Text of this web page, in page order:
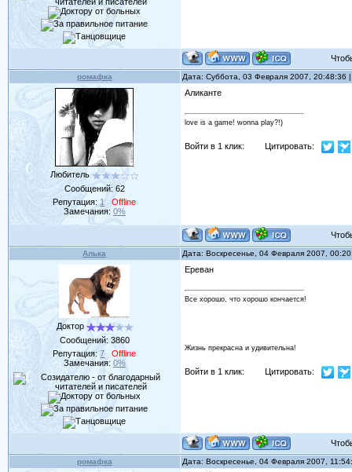
ромафка Дата: Суббота, 03 Февраля 2007,
Любитель
Сообщений: 62
Репутация: 1
Offline
Замечания: 0%
Аликанте
love is a game! wonna play?!)
Войти в 1 клик: Цитировать:
Алька Дата: Воскресенье, 04 Февраля 2007,
Доктор
Сообщений: 3860
Репутация:7
Offline
Замечания: 0%
Ереван
Все хорошо, что хорошо кончается!
Жизнь прекрасна и удивительна!
Войти в 1 клик: Цитировать:
ромафка Дата: Воскресенье, 04 Февраля 2007,